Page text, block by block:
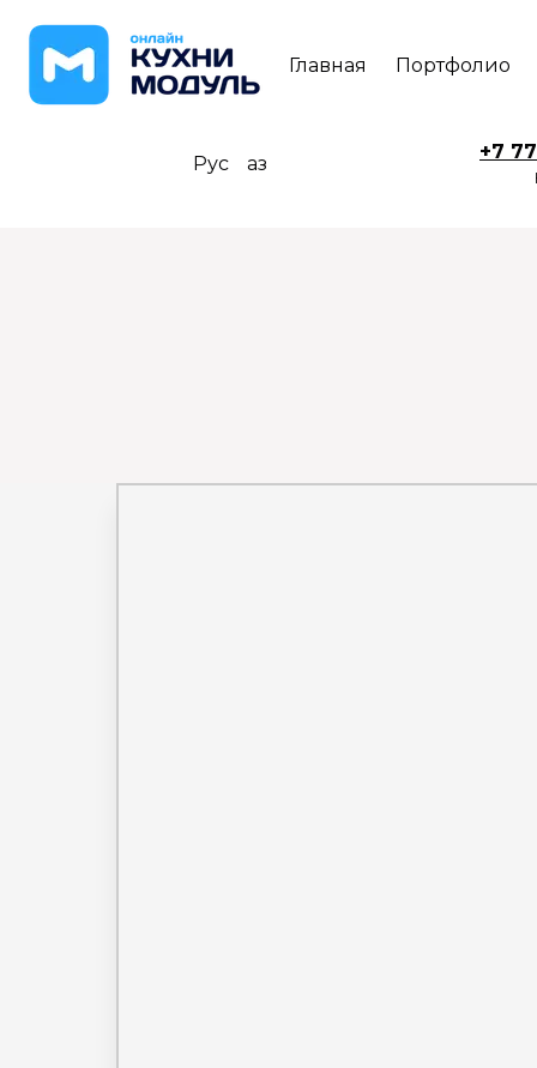
Главная Портфолио
Рус Қаз +7